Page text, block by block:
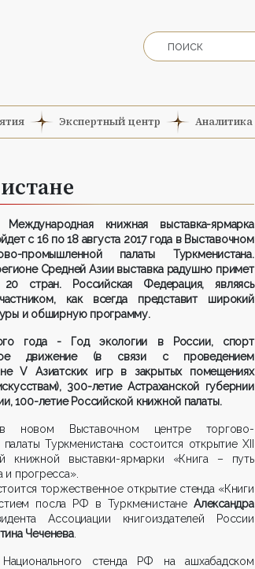
Экспертный центр Аналитика
книжная выставка-ярмарка
с 16 по 18 августа 2017 года в Выставочном
промышленной палаты Туркменистана.
Средней Азии выставка радушно примет
стран. Российская Федерация, являясь
как всегда представит широкий
и обширную программу.
года - Год экологии в России, спорт
движение (в связи с проведением
V Азиатских игр в закрытых помещениях
300-летие Астраханской губернии
100-летие Российской книжной палаты.
новом Выставочном центре торгово-
Туркменистана состоится открытие XII
книжной выставки-ярмарки «Книга – путь
и прогресса».
торжественное открытие стенда «Книги
посла РФ в Туркменистане Александра
Ассоциации книгоиздателей России
Чеченева.
Национального стенда РФ на ашхабадском